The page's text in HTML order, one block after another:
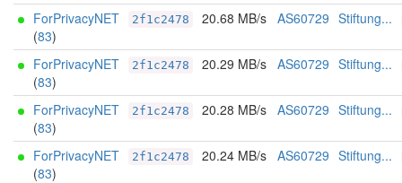
ForPrivacyNET
(83)
2f1c2478 20.68 MB/s AS60729 Stiftung...
ForPrivacyNET
(83)
2f1c2478 20.29 MB/s AS60729 Stiftung...
ForPrivacyNET
(83)
2f1c2478 20.28 MB/s AS60729 Stiftung...
ForPrivacyNET
(83)
2f1c2478 20.24 MB/s AS60729 Stiftung...